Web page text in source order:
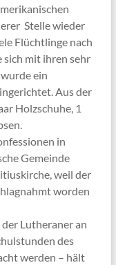
Stelle wieder
Flüchtlinge nach
sich mit ihren sehr
ein
Aus der
Holzschuhe, 1
in
Gemeinde
weil der
worden
Lutheraner an
des
werden – hält